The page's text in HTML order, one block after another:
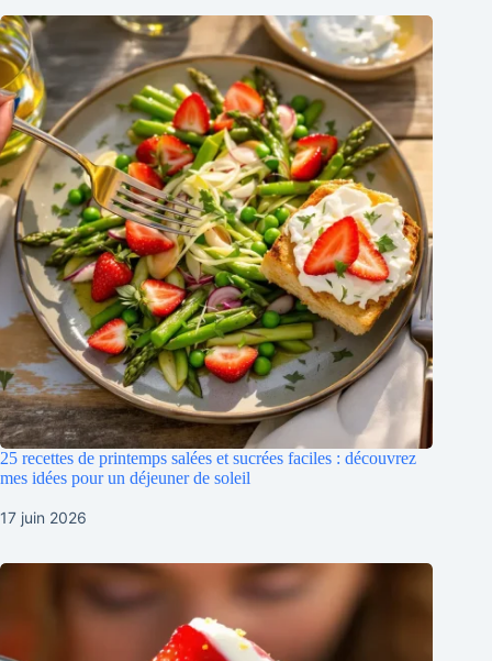
25 recettes de printemps salées et sucrées faciles : découvrez
mes idées pour un déjeuner de soleil
17 juin 2026